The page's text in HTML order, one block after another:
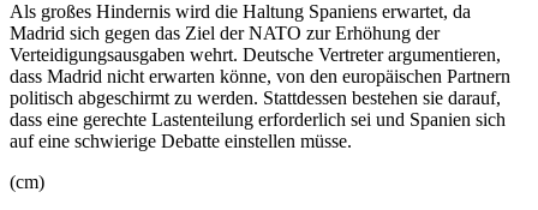
Als großes Hindernis wird die Haltung Spaniens erwartet, da
Madrid sich gegen das Ziel der NATO zur Erhöhung der
Verteidigungsausgaben wehrt. Deutsche Vertreter argumentieren,
dass Madrid nicht erwarten könne, von den europäischen Partnern
politisch abgeschirmt zu werden. Stattdessen bestehen sie darauf,
dass eine gerechte Lastenteilung erforderlich sei und Spanien sich
auf eine schwierige Debatte einstellen müsse.
(cm)